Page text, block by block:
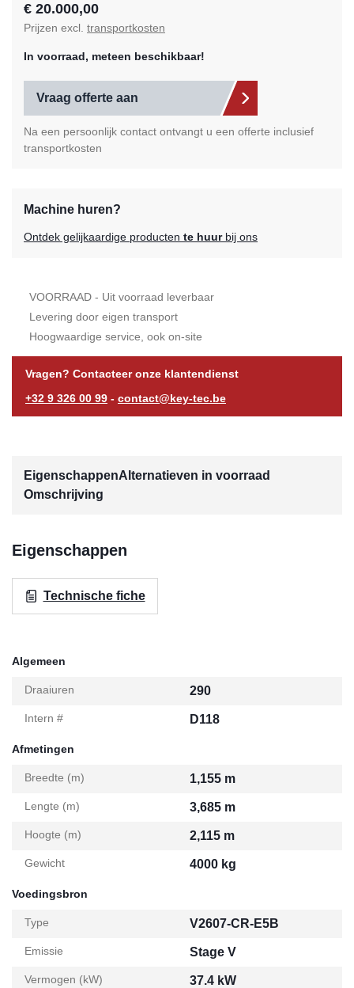
€ 20.000,00
Prijzen excl. transportkosten
In voorraad, meteen beschikbaar!
Vraag offerte aan
Na een persoonlijk contact ontvangt u een offerte inclusief
transportkosten
Machine huren?
Ontdek gelijkaardige producten te huurbij ons
VOORRAAD - Uit voorraad leverbaar
Levering door eigen transport
Hoogwaardige service, ook on-site
Vragen? Contacteer onze klantendienst
+32 9 326 00 99 - contact@key-tec.be
EigenschappenAlternatieven in voorraad
Omschrijving
Eigenschappen
Technische fiche
Algemeen
Draaiuren 290
Intern # D118
Afmetingen
Breedte (m) 1,155 m
Lengte (m) 3,685 m
Hoogte (m) 2,115 m
Gewicht 4000 kg
Voedingsbron
Type V2607-CR-E5B
Emissie Stage V
Vermogen (kW) 37.4 kW